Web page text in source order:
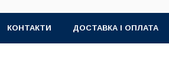
КОНТАКТИ ДОСТАВКА І ОПЛАТА